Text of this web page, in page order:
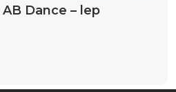
Dance – lep